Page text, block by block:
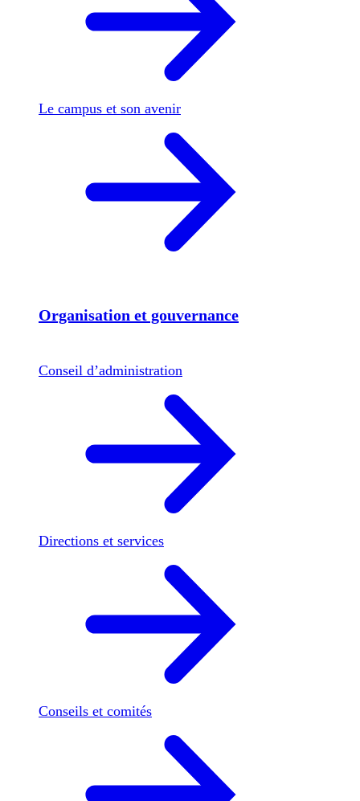
Le campus et son avenir
Organisation et gouvernance
Conseil d’administration
Directions et services
Conseils et comités